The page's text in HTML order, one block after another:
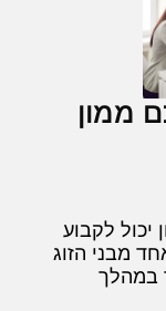
ממון
יכול לקבוע
מבני הזוג
במהלך